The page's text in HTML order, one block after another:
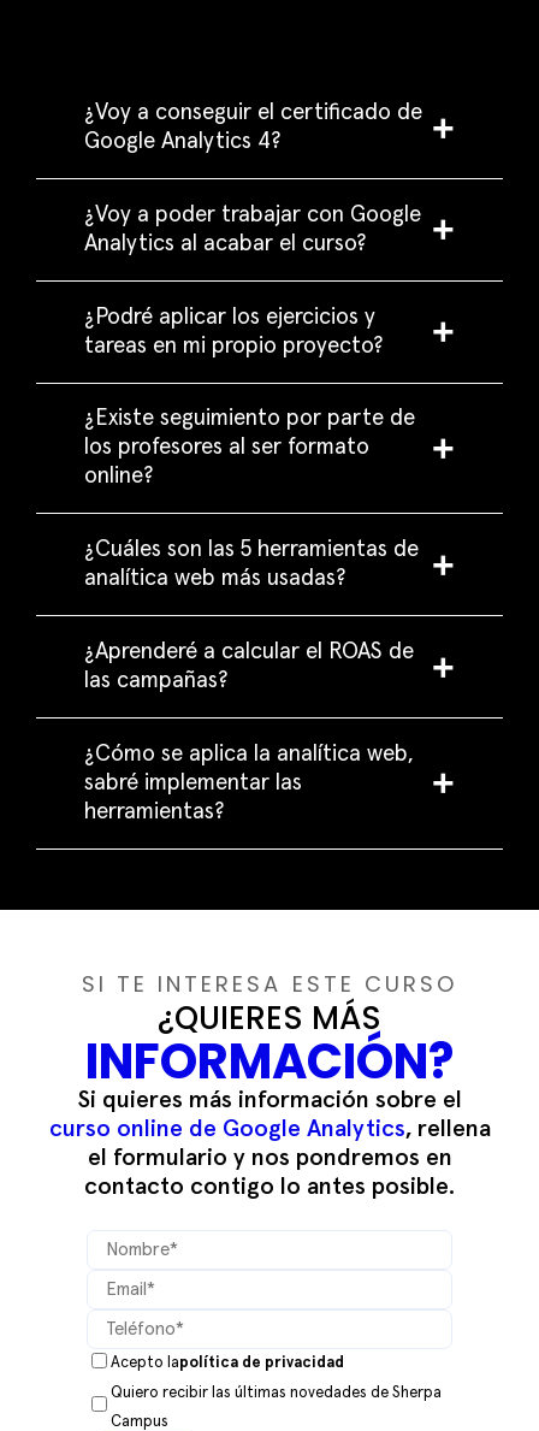
¿Voy a conseguir el certificado de
Google Analytics 4?
¿Voy a poder trabajar con Google
Analytics al acabar el curso?
¿Podré aplicar los ejercicios y
tareas en mi propio proyecto?
¿Existe seguimiento por parte de
los profesores al ser formato
online?
¿Cuáles son las 5 herramientas de
analítica web más usadas?
¿Aprenderé a calcular el ROAS de
las campañas?
¿Cómo se aplica la analítica web,
sabré implementar las
herramientas?
SI TE INTERESA ESTE CURSO
¿QUIERES MÁS
INFORMACIÓN?
Si quieres más información sobre el
curso online de Google Analytics, rellena
el formulario y nos pondremos en
contacto contigo lo antes posible.
Acepto lapolítica de privacidad
Quiero recibir las últimas novedades de Sherpa
Campus